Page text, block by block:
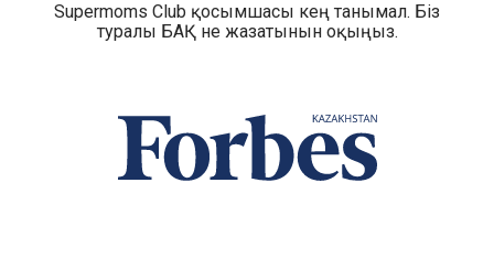
Supermoms Club қосымшасы кең танымал. Біз
туралы БАҚ не жазатынын оқыңыз.